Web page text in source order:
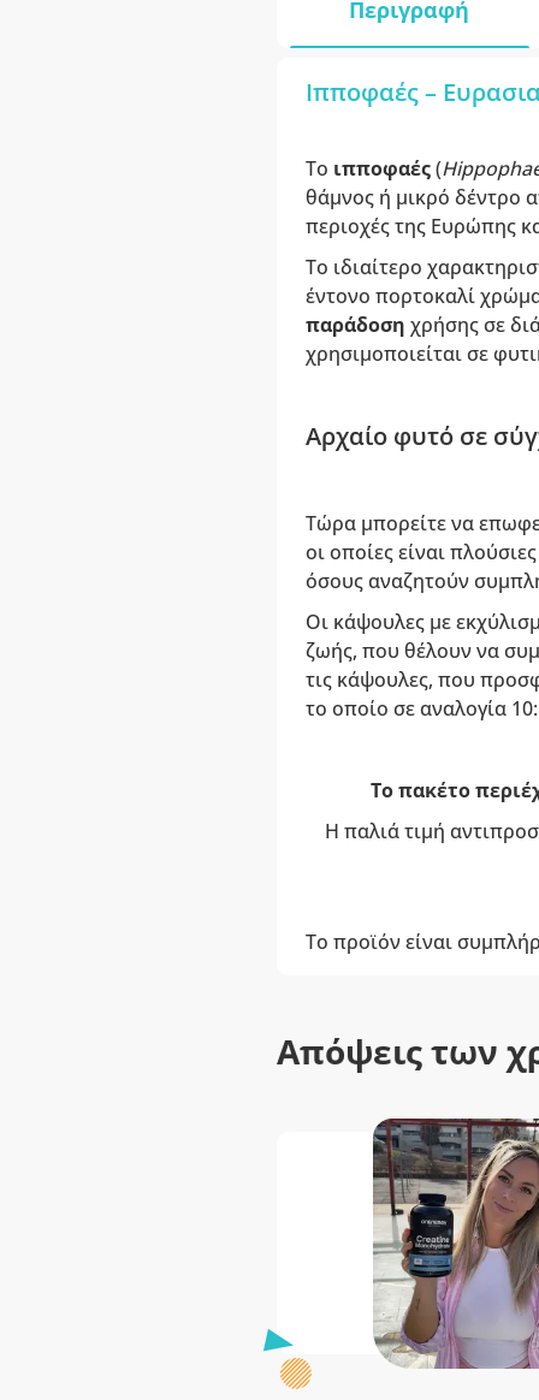
Περιγραφή
Ιπποφαές –
Το ιπποφαές(
θάμνος ή μικρό δέντρο
περιοχές της Ευρώπης
Το ιδιαίτερο
έντονο πορτοκαλί
παράδοση χρήσης σε
χρησιμοποιείται σε
Αρχαίο φυτό σε
Τώρα μπορείτε να
οι οποίες είναι
όσους αναζητούν
Οι κάψουλες με
ζωής, που θέλουν να
τις κάψουλες, που
το οποίο σε αναλογία
Το πακέτο
Η παλιά τιμή
Το προϊόν είναι
Απόψεις των